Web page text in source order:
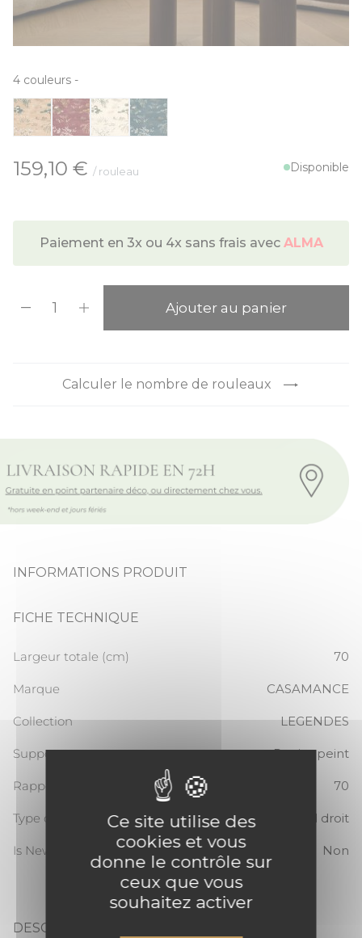
4 couleurs -
À partir de:
159,10 € / rouleau Disponible
Paiement en 3x ou 4x sans frais avec ALMA
Ajouter au panier
Calculer le nombre de rouleaux
INFORMATIONS PRODUIT
FICHE TECHNIQUE
Largeur totale (cm) 70
Marque CASAMANCE
Collection LEGENDES
Support Papier peint
Rapport Vertical 70
Type de raccord Raccord droit
Is New Non
DESCRIPTION
Ce site utilise des
cookies et vous
donne le contrôle sur
ceux que vous
souhaitez activer